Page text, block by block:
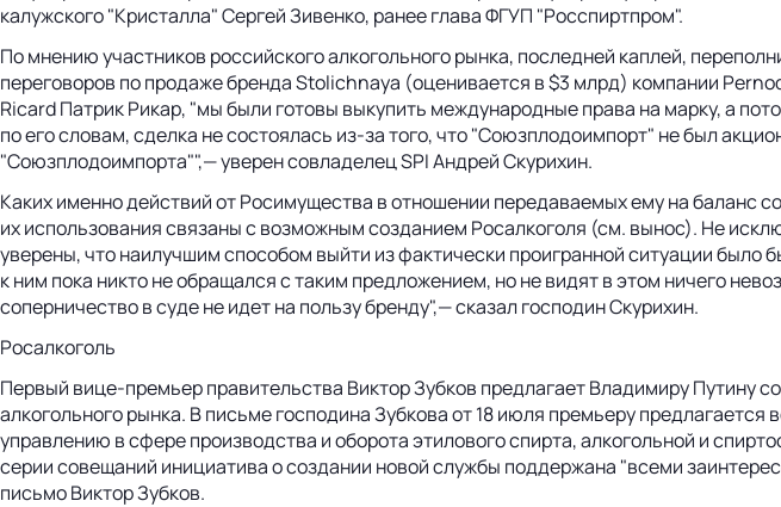
калужского "Кристалла" Сергей Зивенко, ранее глава ФГУП "Росспиртпром".
По мнению участников российского алкогольного рынка, последней каплей,
переговоров по продаже бренда Stolichnaya (оценивается в $3 млрд) компании
Ricard Патрик Рикар, "мы были готовы выкупить международные права на марку, а
по его словам, сделка не состоялась из-за того, что "Союзплодоимпорт" не был
"Союзплодоимпорта"",— уверен совладелец SPI Андрей Скурихин.
Каких именно действий от Росимущества в отношении передаваемых ему на баланс
их использования связаны с возможным созданием Росалкоголя (см. вынос). Не
уверены, что наилучшим способом выйти из фактически проигранной ситуации
к ним пока никто не обращался с таким предложением, но не видят в этом ничего
соперничество в суде не идет на пользу бренду",— сказал господин Скурихин.
Росалкоголь
Первый вице-премьер правительства Виктор Зубков предлагает Владимиру Путину
алкогольного рынка. В письме господина Зубкова от 18 июля премьеру
управлению в сфере производства и оборота этилового спирта, алкогольной и
серии совещаний инициатива о создании новой службы поддержана "всеми
письмо Виктор Зубков.